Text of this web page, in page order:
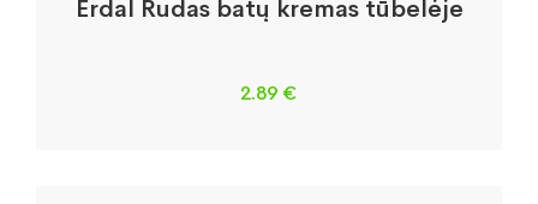
Erdal Rudas batų kremas tūbelėje
2.89 €